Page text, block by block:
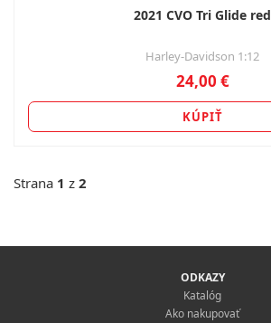
2021 CVO Tri Glide red
Harley-Davidson 1:12
24,00 €
KÚPIŤ
Strana 1 z 2
ODKAZY
Katalóg
Ako nakupovať